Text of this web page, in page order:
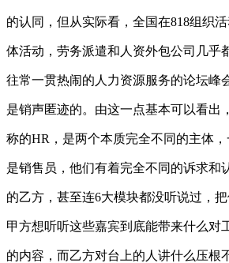
的认同，但从实际看，全国在818组织
体活动，劳务派遣和人资外包公司几乎
往常一贯热闹的人力资源服务的论坛峰
是销声匿迹的。由这一点基本可以看出
称的HR，是两个本质完全不同的主体
是销售员，他们有着完全不同的诉求和
的乙方，甚至连6大模块都没听说过，把
甲方想听听这些嘉宾到底能带来什么对
的内容，而乙方对台上的人讲什么压根